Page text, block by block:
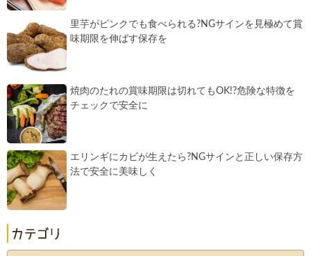
里芋がピンクでも食べられる?NGサインを見極めて賞
味期限を伸ばす保存を
焼肉のたれの賞味期限は切れてもOK!?危険な特徴を
チェックで安全に
エリンギにカビが生えたら?NGサインと正しい保存方
法で安全に美味しく